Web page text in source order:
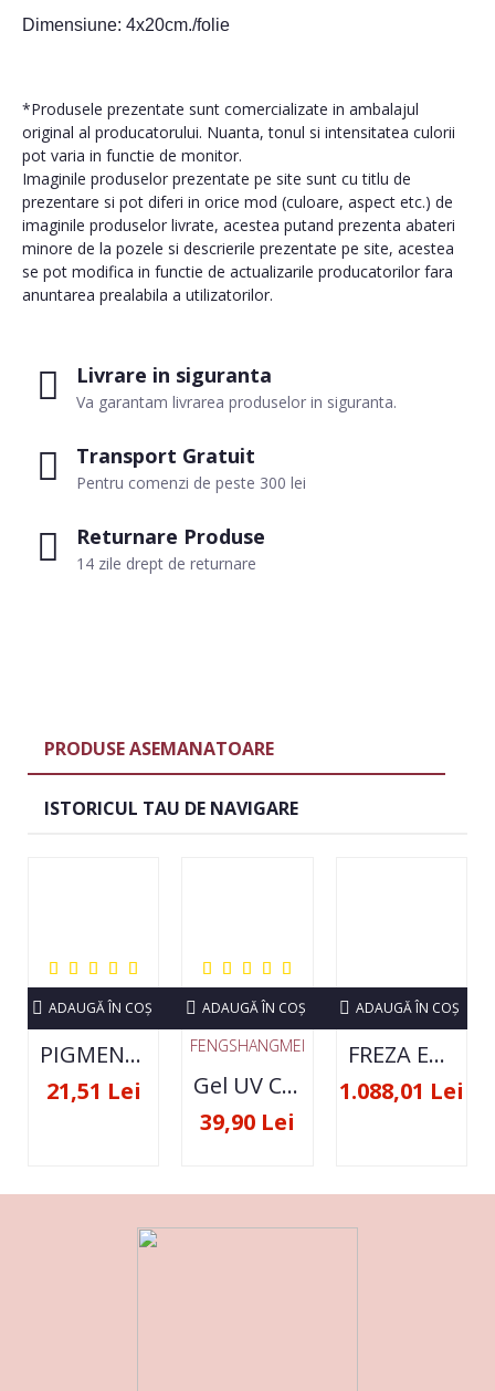
Livrare in siguranta
Va garantam livrarea produselor in siguranta.
Transport Gratuit
Pentru comenzi de peste 300 lei
Returnare Produse
14 zile drept de returnare
Dimensiune: 4x20cm./folie
*Produsele prezentate sunt comercializate in ambalajul
original al producatorului. Nuanta, tonul si intensitatea culorii
pot varia in functie de monitor.
Imaginile produselor prezentate pe site sunt cu titlu de
prezentare si pot diferi in orice mod (culoare, aspect etc.) de
imaginile produselor livrate, acestea putand prezenta abateri
minore de la pozele si descrierile prezentate pe site, acestea
se pot modifica in functie de actualizarile producatorilor fara
anuntarea prealabila a utilizatorilor.
PRODUSE ASEMANATOARE
ISTORICUL TAU DE NAVIGARE
PIGMENT NEON SET 12 CULORI
21,51 Lei
ADAUGĂ ÎN COŞ
FENGSHANGMEI
Gel UV Constructie FSM 50ML - 07
39,90 Lei
ADAUGĂ ÎN COŞ
FREZA ELECTRICA STRONG 210 35000 RPM- ORIGINALA
1.088,01 Lei
ADAUGĂ ÎN COŞ